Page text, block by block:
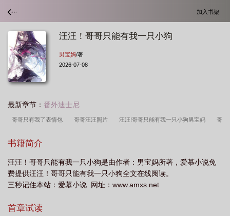
加入书架
汪汪！哥哥只能有我一只小狗
男宝妈/著
2026-07-08
最新章节： 番外迪士尼
哥哥只有我了表情包 哥哥汪汪照片 汪汪!哥哥只能有我一只小狗男宝妈 哥
狗 汪汪!哥哥只能有我一只小狗xs
一只小狗 哥哥只有我们了
书籍简介
汪汪！哥哥只能有我一只小狗是由作者：男宝妈所著，爱慕小说免
费提供汪汪！哥哥只能有我一只小狗全文在线阅读。
三秒记住本站：爱慕小说 网址：www.amxs.net
首章试读